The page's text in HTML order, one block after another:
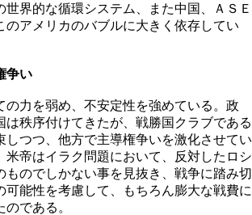
界的な循環システム、また中国、ＡＳＥ
アメリカのバブルに大きく依存してい
争い
力を弱め、不安定性を強めている。政
秩序付けてきたが、戦勝国クラブである
つつ、他方で主導権争いを激化させてい
帝はイラク問題において、反対したロシ
のでしかない事を見抜き、戦争に踏み切
能性を考慮して、もちろん膨大な戦費に
である。